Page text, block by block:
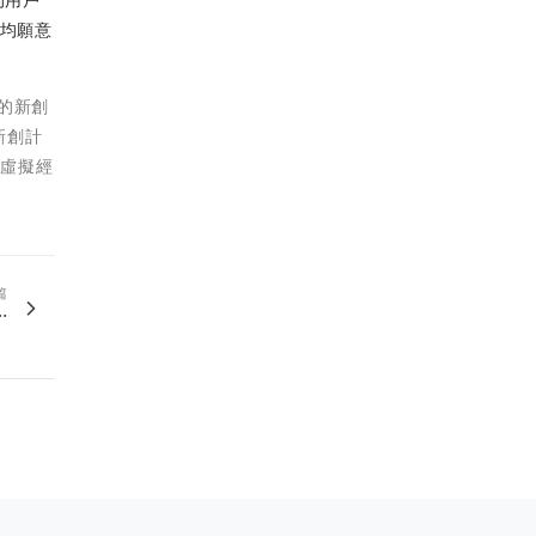
願意
新創
創計
擬經